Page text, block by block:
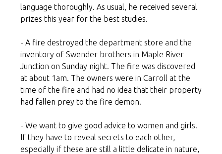
language thoroughly. As usual, he received several
prizes this year for the best studies.
- A fire destroyed the department store and the
inventory of Swender brothers in Maple River
Junction on Sunday night. The fire was discovered
at about 1am. The owners were in Carroll at the
time of the fire and had no idea that their property
had fallen prey to the fire demon.
- We want to give good advice to women and girls.
If they have to reveal secrets to each other,
especially if these are still a little delicate in nature,